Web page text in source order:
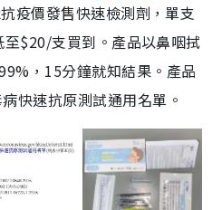
疫價發售快速檢測劑，單支
$20/支買到。產品以鼻咽拭
，15分鐘就知結果。產品
快速抗原測試通用名單。